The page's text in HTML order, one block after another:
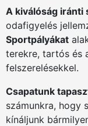
A kiválóság iránti
odafigyelés
Sportpályákat
terekre, tartós és
felszerelésekkel.
Csapatunk
számunkra, hogy
kínáljunk